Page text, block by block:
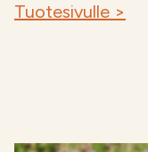
Tuotesivulle >